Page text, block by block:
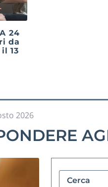
24
da
13
2026